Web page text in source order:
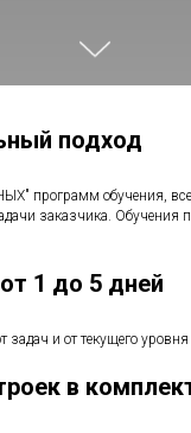
подход
программ обучения,
заказчика. Обучения
1 до 5 дней
задач и от текущего уровня
в